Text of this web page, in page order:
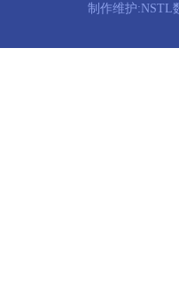
制作维护:NSTL